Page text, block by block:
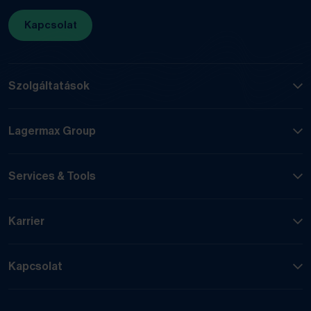
Kapcsolat
Szolgáltatások
Lagermax Group
Services & Tools
Karrier
Kapcsolat